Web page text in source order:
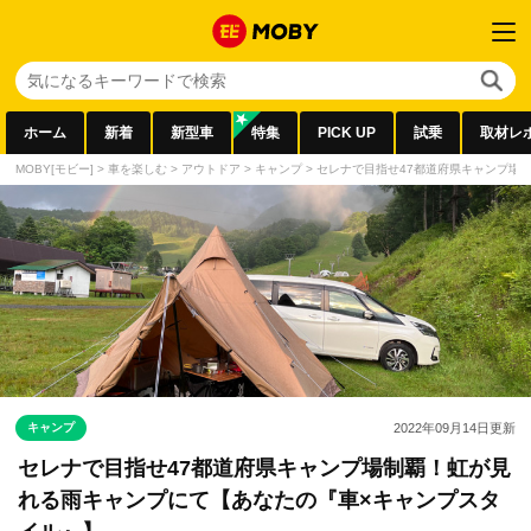
ホーム 新着 新型車 特集 PICK UP 試乗 取材レ
MOBY[モビー] > 車を楽しむ > アウトドア > キャンプ > セレナで目指せ47都道府県キャンプ場
キャンプ 2022年09月14日更新
セレナで目指せ47都道府県キャンプ場制覇！虹が見
れる雨キャンプにて【あなたの『車×キャンプスタ